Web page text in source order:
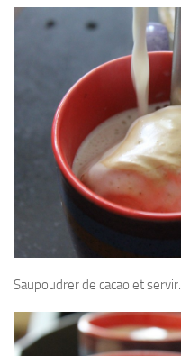
Saupoudrer de cacao et